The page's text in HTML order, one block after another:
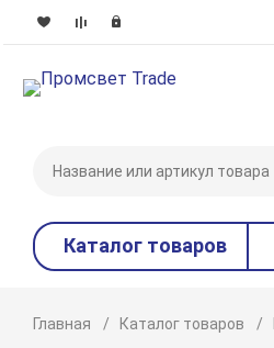
Каталог товаров
Главная Каталог товаров